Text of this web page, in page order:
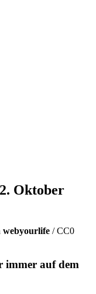
Oktober
webyourlife / CC0
immer auf dem